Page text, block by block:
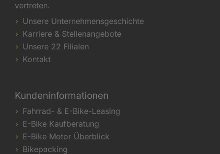
vertreten.
Unsere Unternehmensgeschichte
Karriere & Stellenangebote
Unsere 22 Filialen
Kontakt
Kundeninformationen
Fahrrad- & E-Bike-Leasing
E-Bike Kaufberatung
E-Bike Motor Überblick
Bikepacking